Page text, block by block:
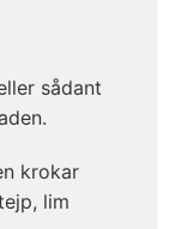
sådant
krokar
lim